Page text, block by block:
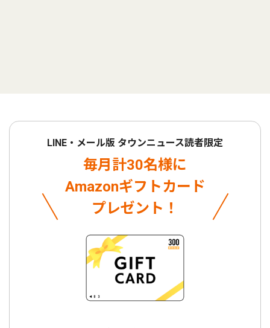
LINE・メール版 タウンニュース読者限定
毎月計30名様に
Amazonギフトカード
プレゼント！